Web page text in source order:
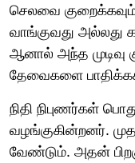
செலவை
வாங்குவது அல்லது
ஆனால் அந்த முடிவு
தேவைகளை
நிதி நிபுணர்கள்
வழங்குகின்றனர்.
வேண்டும். அதன்